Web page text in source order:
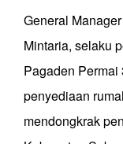
General
Mintaria, selaku
Pagaden
penyediaan
mendongkrak